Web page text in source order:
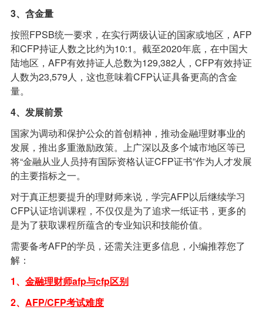
3、含金量
按照FPSB统一要求，在实行两级认证的国家或地区，AFP
和CFP持证人数之比约为10:1。截至2020年底，在中国大
陆地区，AFP有效持证人总数为129,382人，CFP有效持证
人数为23,579人，这也意味着CFP认证具备更高的含金
量。
4、发展前景
国家为调动和保护公众的首创精神，推动金融理财事业的
发展，推出多重激励政策。上广深以及多个城市地区等已
将“金融从业人员持有国际资格认证CFP证书”作为人才发展
的主要指标之一。
对于真正想要提升的理财师来说，学完AFP以后继续学习
CFP认证培训课程，不仅仅是为了追求一纸证书，更多的
是为了获取课程所蕴含的专业知识和技能价值。
需要备考AFP的学员，还需关注更多信息，小编推荐您了
解：
1、 金融理财师afp与cfp区别
2、 AFP/CFP考试难度